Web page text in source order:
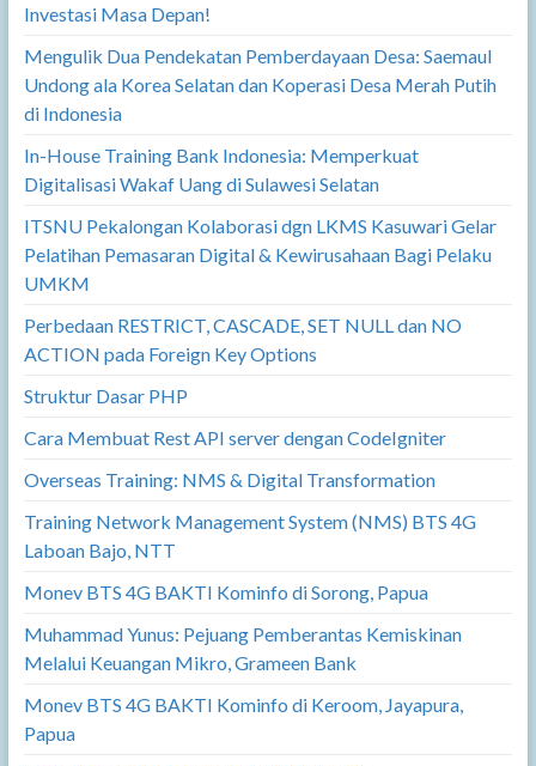
Investasi Masa Depan!
Mengulik Dua Pendekatan Pemberdayaan Desa: Saemaul
Undong ala Korea Selatan dan Koperasi Desa Merah Putih
di Indonesia
In-House Training Bank Indonesia: Memperkuat
Digitalisasi Wakaf Uang di Sulawesi Selatan
ITSNU Pekalongan Kolaborasi dgn LKMS Kasuwari Gelar
Pelatihan Pemasaran Digital & Kewirusahaan Bagi Pelaku
UMKM
Perbedaan RESTRICT, CASCADE, SET NULL dan NO
ACTION pada Foreign Key Options
Struktur Dasar PHP
Cara Membuat Rest API server dengan CodeIgniter
Overseas Training: NMS & Digital Transformation
Training Network Management System (NMS) BTS 4G
Laboan Bajo, NTT
Monev BTS 4G BAKTI Kominfo di Sorong, Papua
Muhammad Yunus: Pejuang Pemberantas Kemiskinan
Melalui Keuangan Mikro, Grameen Bank
Monev BTS 4G BAKTI Kominfo di Keroom, Jayapura,
Papua